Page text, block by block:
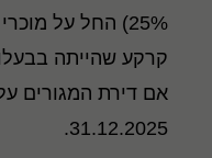
25%) החל על
אם דירת המגורים
31.12.2025
.